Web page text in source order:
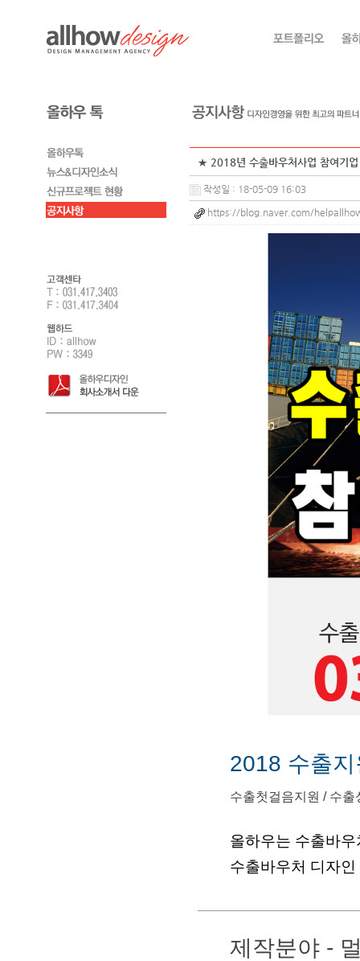
★ 2018년 수출바우처사업 참여기
작성일 : 18-05-09 16:03
https://blog.naver.com/
2018 수출
수출첫걸음지원 / 수
올하우는 수출바
수출바우처 디자
제작분야 -